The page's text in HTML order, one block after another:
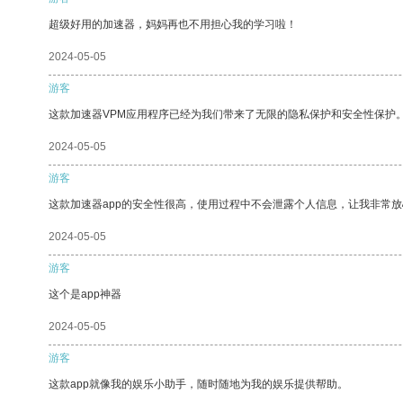
超级好用的加速器，妈妈再也不用担心我的学习啦！
2024-05-05
游客
这款加速器VPM应用程序已经为我们带来了无限的隐私保护和安全性保护
2024-05-05
游客
这款加速器app的安全性很高，使用过程中不会泄露个人信息，让我非常
2024-05-05
游客
这个是app神器
2024-05-05
游客
这款app就像我的娱乐小助手，随时随地为我的娱乐提供帮助。